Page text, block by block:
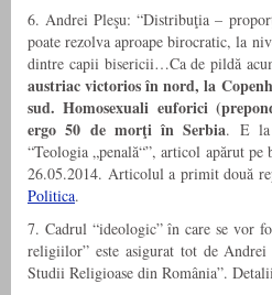
6. Andrei Pleşu: “Distribuţia –
poate rezolva aproape birocratic, la
dintre capii bisericii…Ca de pildă
austriac victorios în nord, la
sud. Homosexuali euforici
ergo 50 de morţi în Serbia. E la
“Teologia „penală“”, articol apărut
26.05.2014. Articolul a primit două
Politica.
7. Cadrul “ideologic” în care se vor
religiilor” este asigurat tot de
Studii Religioase din România”. Detalii